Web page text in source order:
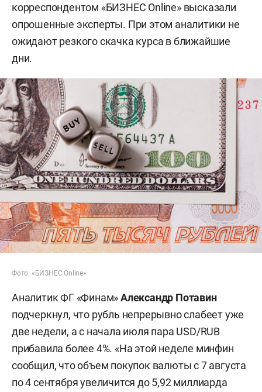
корреспондентом «БИЗНЕС Online» высказали
опрошенные эксперты. При этом аналитики не
ожидают резкого скачка курса в ближайшие
дни.
Фото: «БИЗНЕС Online»
Аналитик ФГ «Финам»Александр Потавин
подчеркнул, что рубль непрерывно слабеет уже
две недели, а с начала июля пара USD/RUB
прибавила более 4%. «На этой неделе минфин
сообщил, что объем покупок валюты с 7 августа
по 4 сентября увеличится до 5,92 миллиарда